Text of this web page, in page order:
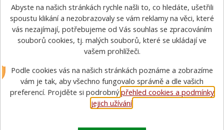
a majetek druhých.
Obuv pracovní obuv
pracovní obuv
Pracovní obuv pro hasiče.
Doporučujeme
Abyste na našich stránkách rychle našli to, co hledáte, ušetřili
spoustu klikání a nezobrazovaly se vám reklamy na věci, které
vás nezajímají, potřebujeme od Vás souhlas se zpracováním
souborů cookies, tj. malých souborů, které se ukládají ve
vašem prohlížeči.
Podle cookies vás na našich stránkách poznáme a zobrazíme
vám je tak, aby všechno fungovalo správně a dle vašich
preferencí. Projděte si podrobnýpřehled cookies a podmínky
jejich užívání.